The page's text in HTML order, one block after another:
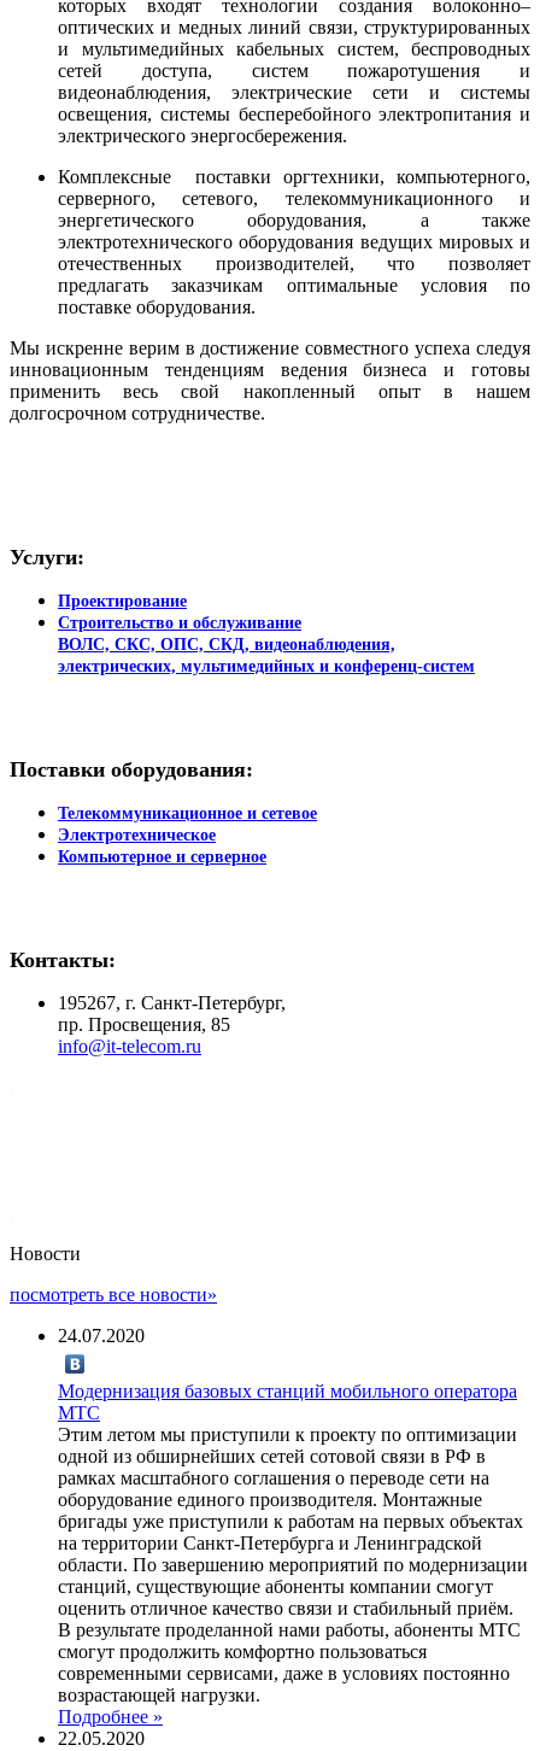
которых входят технологии создания волоконно–
оптических и медных линий связи, структурированных
и мультимедийных кабельных систем, беспроводных
сетей доступа, систем пожаротушения и
видеонаблюдения, электрические сети и системы
освещения, системы бесперебойного электропитания и
электрического энергосбережения.
Комплексные поставки оргтехники, компьютерного,
серверного, сетевого, телекоммуникационного и
энергетического оборудования, а также
электротехнического оборудования ведущих мировых и
отечественных производителей, что позволяет
предлагать заказчикам оптимальные условия по
поставке оборудования.
Мы искренне верим в достижение совместного успеха следуя
инновационным тенденциям ведения бизнеса и готовы
применить весь свой накопленный опыт в нашем
долгосрочном сотрудничестве.
Услуги:​
Проектирование
Строительство и обслуживание
ВОЛС, СКС, ОПС, СКД, видеонаблюдения,
электрических, мультимедийных и конференц-систем
Поставки оборудования:​
Телекоммуникационное и сетевое
Электротехническое
Компьютерное и серверное
Контакты:​
195267, г. Санкт-Петербург,
пр. Просвещения, 85
info@it-telecom.ru
Новости
посмотреть все новости»
24.07.2020
Модернизация базовых станций мобильного оператора
МТС
Этим летом мы приступили к проекту по оптимизации
одной из обширнейших сетей сотовой связи в РФ в
рамках масштабного соглашения о переводе сети на
оборудование единого производителя. Монтажные
бригады уже приступили к работам на первых объектах
на территории Санкт-Петербурга и Ленинградской
области. По завершению мероприятий по модернизации
станций, существующие абоненты компании смогут
оценить отличное качество связи и стабильный приём.
В результате проделанной нами работы, абоненты МТС
смогут продолжить комфортно пользоваться
современными сервисами, даже в условиях постоянно
возрастающей нагрузки.
Подробнее »
22.05.2020